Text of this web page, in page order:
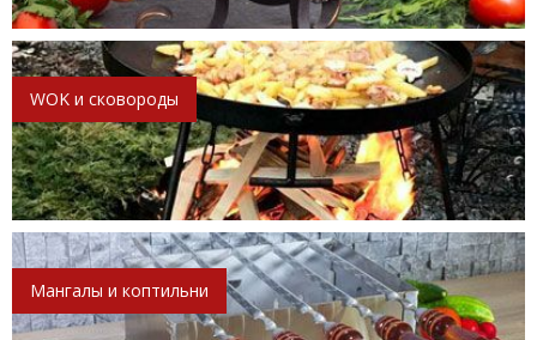
WOK и сковороды
Мангалы и коптильни